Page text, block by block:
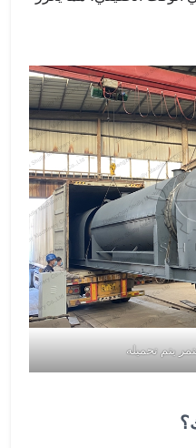
يتم تحميله